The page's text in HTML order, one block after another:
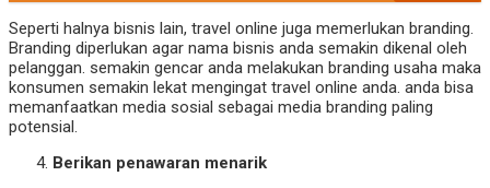
Seperti halnya bisnis lain, travel online juga memerlukan branding.
Branding diperlukan agar nama bisnis anda semakin dikenal oleh
pelanggan. semakin gencar anda melakukan branding usaha maka
konsumen semakin lekat mengingat travel online anda. anda bisa
memanfaatkan media sosial sebagai media branding paling
potensial.
Berikan penawaran menarik